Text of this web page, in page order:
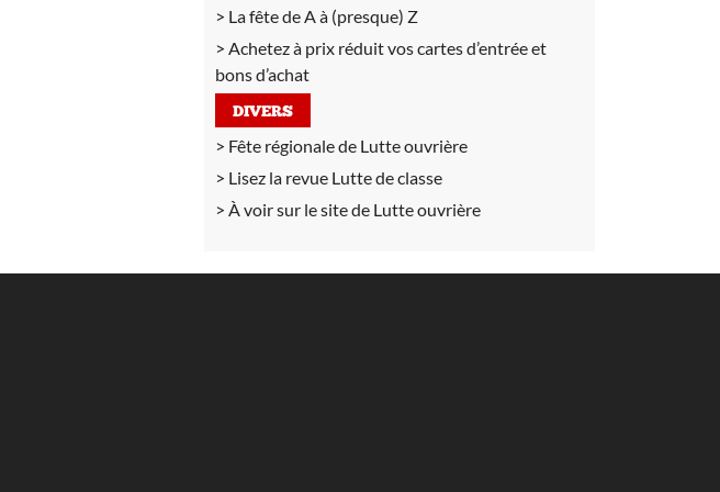
La fête de A à (presque) Z
Achetez à prix réduit vos cartes d’entrée et
bons d’achat
DIVERS
Fête régionale de Lutte ouvrière
Lisez la revue Lutte de classe
À voir sur le site de Lutte ouvrière